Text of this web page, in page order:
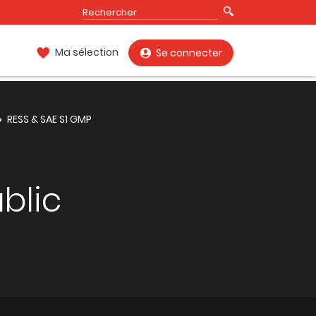
Ma sélection Se connecter
RESS & SAE S1 GMP